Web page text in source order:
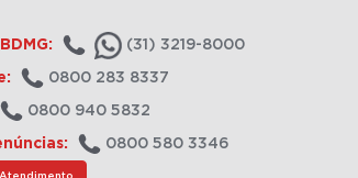
(31) 3219-8000
0800 283 8337
0800 940 5832
0800 580 3346
Atendimento